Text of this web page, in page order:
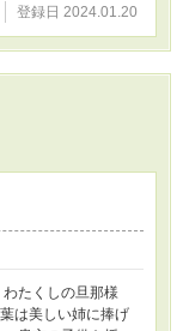
登録日 2024.01.20
わたくしの旦那様
は美しい姉に捧げ